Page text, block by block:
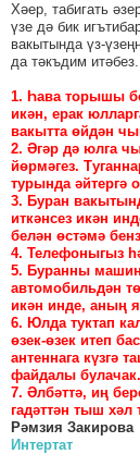
Хәер, табигать
үзе дә бик
вакытында үз-
да тәкъдим итәбез.
1. Һава торышы
икән, ерак
вакытта өйдән
2. Әгәр дә юлга
йөрмәгез.
турында әйтергә
3. Буран
иткәнсез икән
белән өстәмә
4. Телефоныгыз
5. Буранны
автомобильдән
икән инде, аның
6. Юлда туктап
өзек-өзек итеп
антеннага күзгә
файдалы булачак.
7. Әлбәттә, иң
гадәттән тыш хәл
Рәмзия Закирова
Интертат